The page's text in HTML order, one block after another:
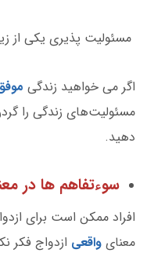
مسئولیت پذیری یکی از
اگر می خواهید زندگی
مسئولیت‌های زندگی را
دهید.
سوءتفاهم ها در
افراد ممکن است برای
معنای واقعی ازدواج فکر